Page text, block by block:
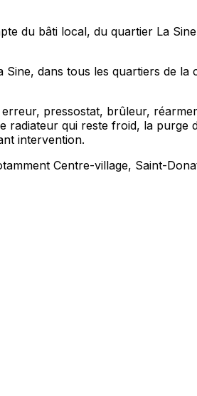
du bâti local, du quartier La
dans tous les quartiers de la
pressostat, brûleur,
radiateur qui reste froid, la purge
intervention.
Centre-village, Saint-